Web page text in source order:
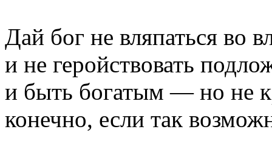
Дай бог не вляпаться во
и не геройствовать
и быть богатым — но не
конечно, если так